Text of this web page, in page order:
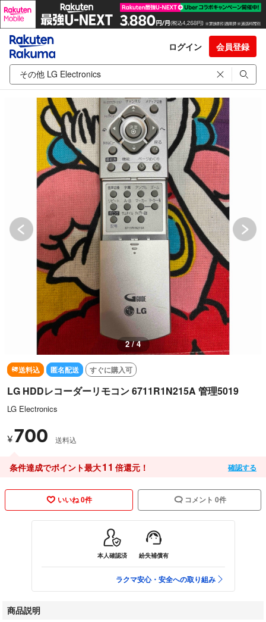
ログイン 会員登録
2 / 4
送料込 匿名配送 すぐに購入可
LG HDDレコーダーリモコン 6711R1N215A 管理5019
LG Electronics
¥700 送料込
条件達成でポイント最大11 倍還元！ 確認する
いいね 0件 コメント 0件
本人確認済 紛失補償有
ラクマ安心・安全への取り組み
商品説明